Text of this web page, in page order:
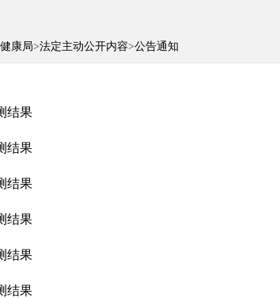
康局>法定主动公开内容>公告通知
结果
结果
结果
结果
结果
结果